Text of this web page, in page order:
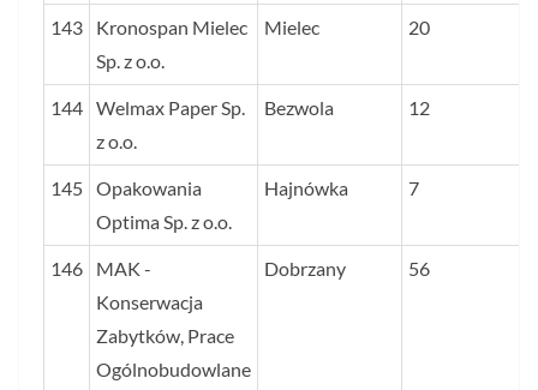
143
Kronospan Mielec
Sp. z o.o.
Mielec 20
144 Welmax Paper Sp.
z o.o.
Bezwola 12
145 Opakowania
Optima Sp. z o.o.
Hajnówka 7
146
MAK -
Konserwacja
Zabytków, Prace
Ogólnobudowlane
Dobrzany 56